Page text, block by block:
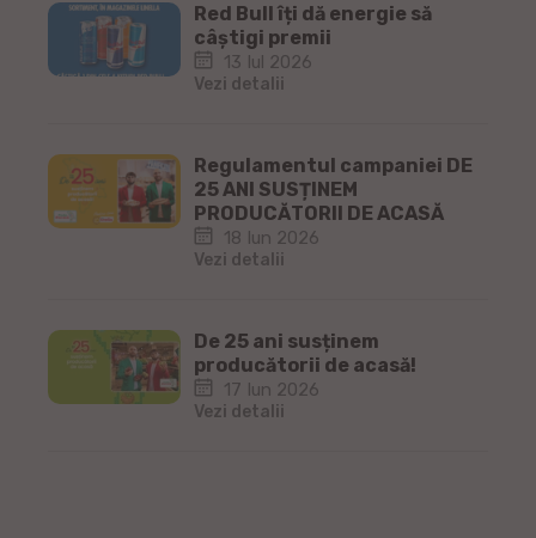
Red Bull îți dă energie să
câștigi premii
13 Iul 2026
Vezi detalii
Regulamentul campaniei DE
25 ANI SUSȚINEM
PRODUCĂTORII DE ACASĂ
18 Iun 2026
Vezi detalii
De 25 ani susținem
producătorii de acasă!
17 Iun 2026
Vezi detalii